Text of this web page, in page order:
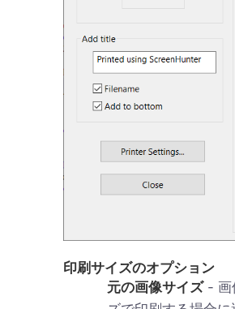
印刷サイズのオプション
元の画像サイズ- 画